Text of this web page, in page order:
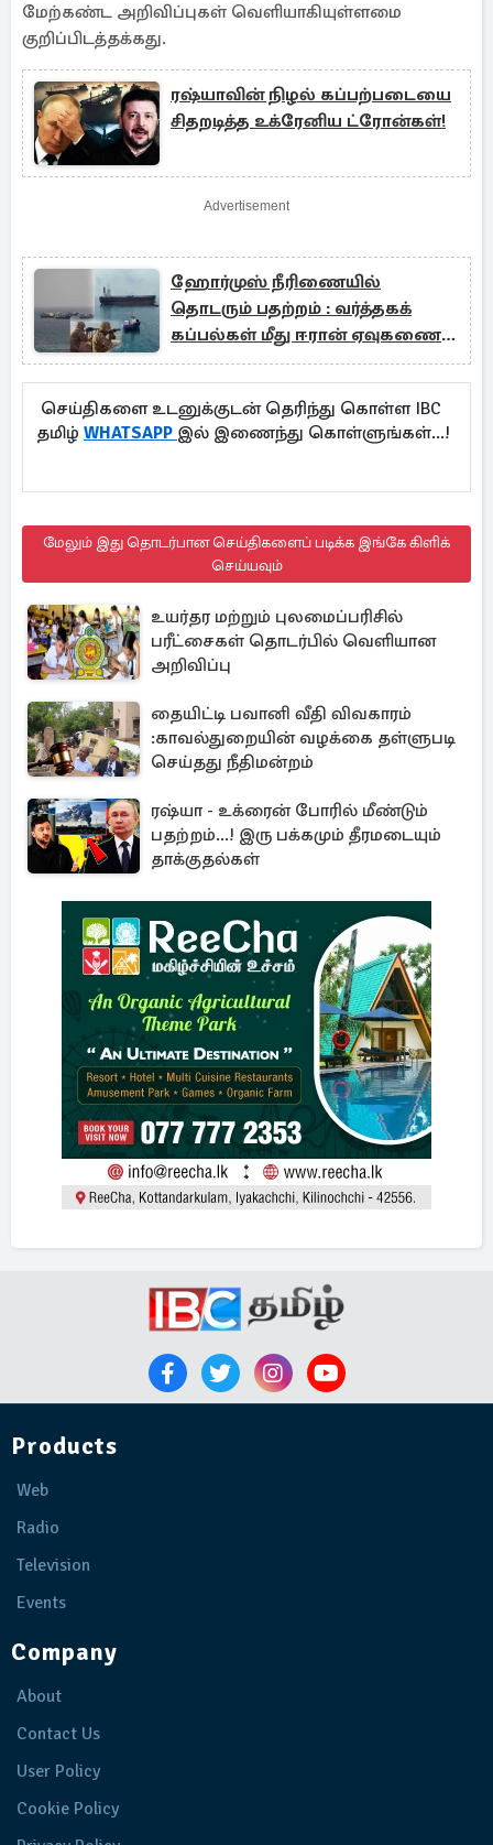
மேற்கண்ட அறிவிப்புகள் வெளியாகியுள்ளமை
குறிப்பிடத்தக்கது.
ரஷ்யாவின் நிழல் கப்பற்படையை
சிதறடித்த உக்ரேனிய ட்ரோன்கள்!
Advertisement
ஹோர்முஸ் நீரிணையில்
தொடரும் பதற்றம் : வர்த்தகக்
கப்பல்கள் மீது ஈரான் ஏவுகணை
தாக்குதல்
செய்திகளை உடனுக்குடன் தெரிந்து கொள்ள IBC
தமிழ் WHATSAPP இல் இணைந்து கொள்ளுங்கள்...!
மேலும் இது தொடர்பான செய்திகளைப் படிக்க இங்கே கிளிக்
செய்யவும்
உயர்தர மற்றும் புலமைப்பரிசில்
பரீட்சைகள் தொடர்பில் வெளியான
அறிவிப்பு
தையிட்டி பவானி வீதி விவகாரம்
:காவல்துறையின் வழக்கை தள்ளுபடி
செய்தது நீதிமன்றம்
ரஷ்யா - உக்ரைன் போரில் மீண்டும்
பதற்றம்...! இரு பக்கமும் தீரமடையும்
தாக்குதல்கள்
Products
Web
Radio
Television
Events
Company
About
Contact Us
User Policy
Cookie Policy